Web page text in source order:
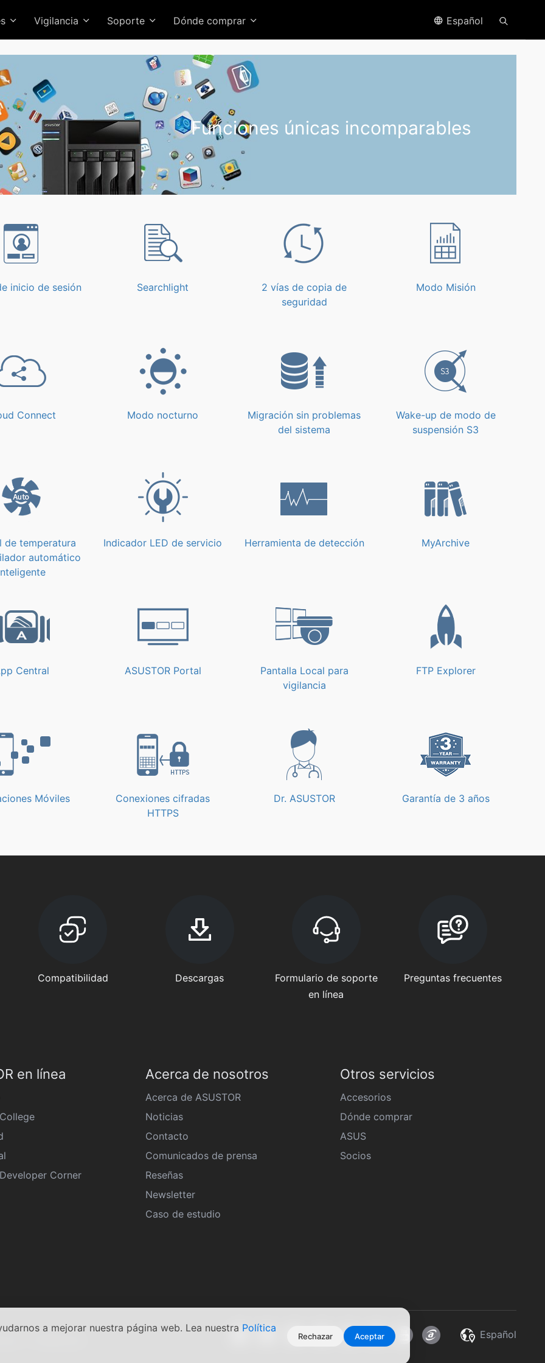
a mejorar nuestra página web. Lea nuestra Política
Rechazar Aceptar
Vigilancia Soporte Dónde comprar Español
Funciones únicas incomparables
inicio de sesión Searchlight
2 vías de copia de
seguridad
Modo Misión
Connect Modo nocturno
Migración sin problemas
del sistema
Wake-up de modo de
suspensión S3
de temperatura
automático
Indicador LED de servicio Herramienta de detección MyArchive
Central ASUSTOR Portal
Pantalla Local para
vigilancia
FTP Explorer
Móviles
Conexiones cifradas
HTTPS
Dr. ASUSTOR Garantía de 3 años
Compatibilidad Descargas
Formulario de soporte
en línea
Preguntas frecuentes
en línea
Corner
Acerca de nosotros
Acerca de ASUSTOR
Noticias
Contacto
Comunicados de prensa
Reseñas
Newsletter
Caso de estudio
Otros servicios
Accesorios
Dónde comprar
ASUS
Socios
Español